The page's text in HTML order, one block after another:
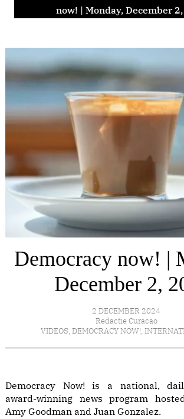
now! | Monday, December
Democracy now! |
December 2,
2 DECEMBER 2024
Redactie Curacao
VIDEOS, DEMOCRACY NOW!,
Democracy Now! is a national,
award-winning news program
Amy Goodman and Juan Gonzalez.